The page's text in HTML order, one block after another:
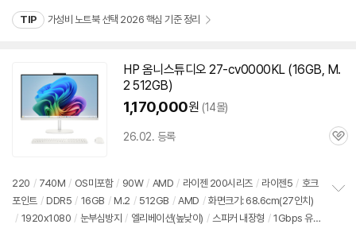
TIP 가성비 노트북 선택 2026 핵심 기준 정리
HP 옴니스튜디오 27-cv0000KL (16GB, M.
2 512GB)
1,170,000원 (14몰)
26.02. 등록
관
220 / 740M / OS미포함 / 90W / AMD / 라이젠 200시리즈 / 라이젠5 / 호크
포인트 / DDR5 / 16GB / M.2 / 512GB / AMD / 화면크기: 68.6cm(27인치)
/ 1920x1080 / 눈부심방지 / 엘리베이션(높낮이) / 스피커 내장형 / 1Gbps 유